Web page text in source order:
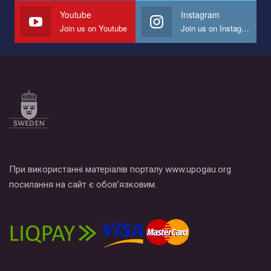
СОГИ в Украине.
Все, что вам нужно сделать - это зайти на наш канал YouTube
Youtube
Join us on Youtube
Instagram
Join us on Instagram
При використанні матеріалів порталу www.upogau.org
посилання на сайт є обов’язковим.